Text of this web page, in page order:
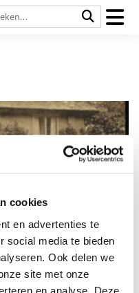
cookies
en advertenties te
social media te bieden
Ook delen we
site met onze
en analyse. Deze
in Laren
Singer Laren staat
Op deze plek
de joodse Isaac ‘Ies’
Garms. Tijdens de
aan 32 joodse